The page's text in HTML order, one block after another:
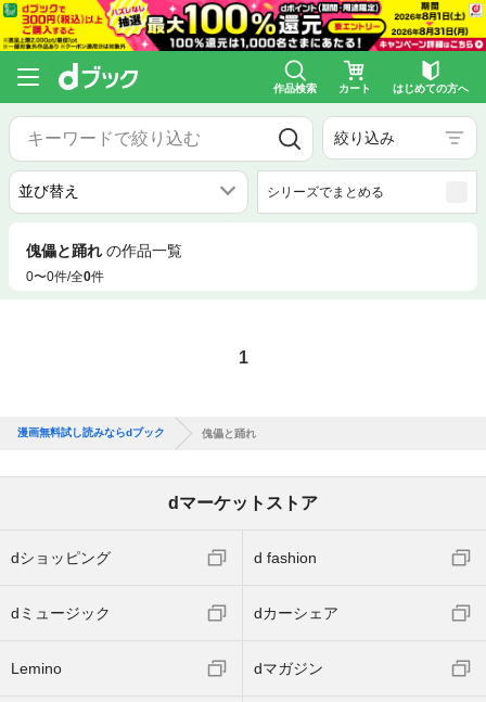
作品検索 カート はじめての方へ
絞り込み
シリーズでまとめる
傀儡と踊れ の作品一覧
0〜0件/全0件
1
漫画無料試し読みならdブック 傀儡と踊れ
dマーケットストア
dショッピング d fashion
dミュージック dカーシェア
Lemino dマガジン